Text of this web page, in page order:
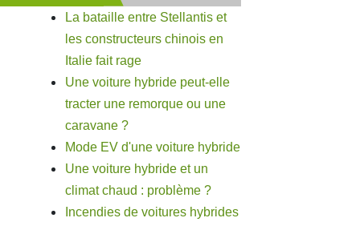
La bataille entre Stellantis et
les constructeurs chinois en
Italie fait rage
Une voiture hybride peut-elle
tracter une remorque ou une
caravane ?
Mode EV d'une voiture hybride
Une voiture hybride et un
climat chaud : problème ?
Incendies de voitures hybrides